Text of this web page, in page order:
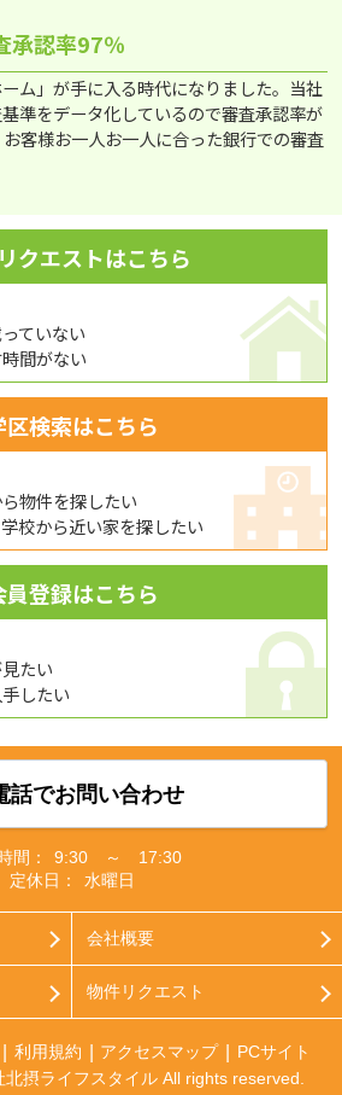
承認率97％
ム」が手に入る時代になりました。当社
準をデータ化しているので審査承認率が
客様お一人お一人に合った銀行での審査
クエストはこちら
ていない
間がない
区検索はこちら
物件を探したい
校から近い家を探したい
員登録はこちら
たい
したい
話でお問い合わせ
間：
9:30 ～ 17:30
定休日：
水曜日
会社概要
物件リクエスト
利用規約 アクセスマップ
PCサイト
摂ライフスタイル All rights reserved.